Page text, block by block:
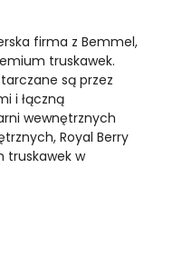
firma z Bemmel,
truskawek.
są przez
i łączną
wewnętrznych
Royal Berry
truskawek w